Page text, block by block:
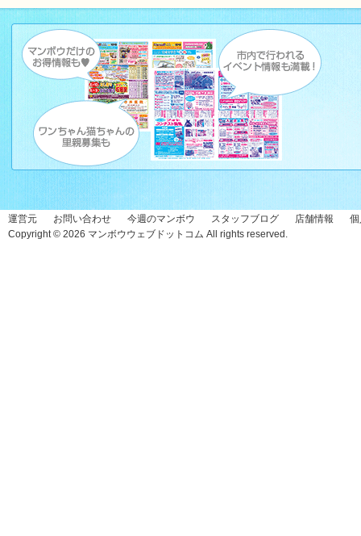
運営元 お問い合わせ 今週のマンボウ スタッフブログ 店舗情報
Copyright © 2026 マンボウウェブドットコム All rights reserved.